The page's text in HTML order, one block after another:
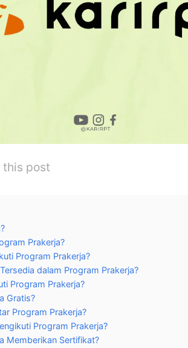
this post
Prakerja?
Program Prakerja?
dalam Program Prakerja?
Program Prakerja?
Gratis?
Program Prakerja?
Program Prakerja?
Memberikan Sertifikat?